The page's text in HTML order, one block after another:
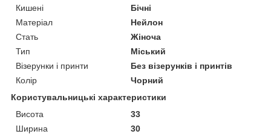
Кишені
Бічні
Матеріал
Нейлон
Стать
Жіноча
Тип
Міський
Візерунки і принти
Без візерунків і принтів
Колір
Чорний
Користувальницькі характеристики
Висота
33
Ширина
30